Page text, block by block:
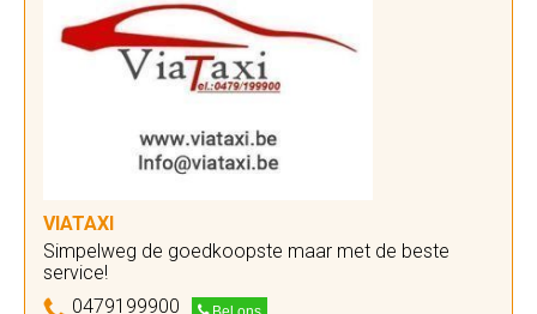
VIATAXI
Simpelweg de goedkoopste maar met de beste
service!
0479199900